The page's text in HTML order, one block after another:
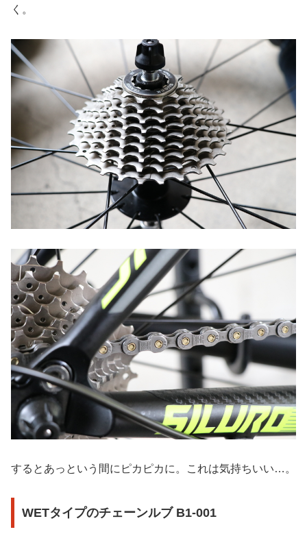
く。
するとあっという間にピカピカに。これは気持ちいい…。
WETタイプのチェーンルブ B1-001